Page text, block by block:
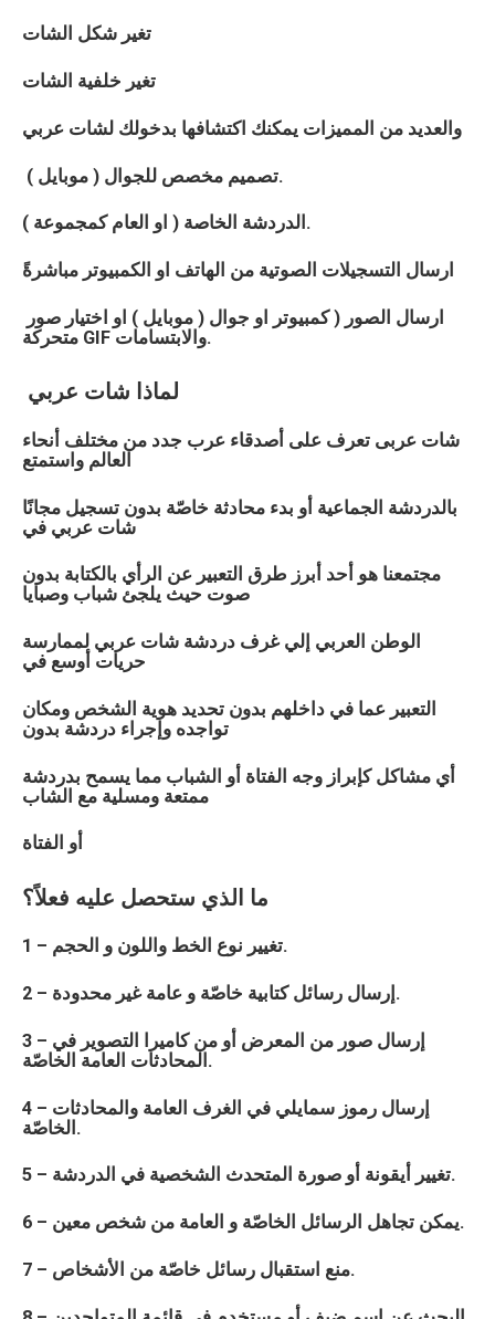
تغير شكل الشات
تغير خلفية الشات
والعديد من المميزات يمكنك اكتشافها بدخولك لشات عربي
تصميم مخصص للجوال ( موبايل ).
الدردشة الخاصة ( او العام كمجموعة ).
ارسال التسجيلات الصوتية من الهاتف او الكمبيوتر مباشرةً
متحركة GIF والابتسامات.
لماذا شات عربي
شات عربى تعرف على أصدقاء عرب جدد من مختلف أنحاء
العالم واستمتع
بالدردشة الجماعية أو بدء محادثة خاصّة بدون تسجيل مجانًا
شات عربي في
مجتمعنا هو أحد أبرز طرق التعبير عن الرأي بالكتابة بدون
صوت حيث يلجئ شباب وصبايا
الوطن العربي إلي غرف دردشة شات عربي لممارسة
حريات أوسع في
التعبير عما في داخلهم بدون تحديد هوية الشخص ومكان
تواجده وإجراء دردشة بدون
أي مشاكل كإبراز وجه الفتاة أو الشباب مما يسمح بدردشة
ممتعة ومسلية مع الشاب
أو الفتاة
ما الذي ستحصل عليه فعلاً؟
1 – تغيير نوع الخط واللون و الحجم.
2 – إرسال رسائل كتابية خاصّة و عامة غير محدودة.
3 – إرسال صور من المعرض أو من كاميرا التصوير في
المحادثات العامة الخاصّة.
4 – إرسال رموز سمايلي في الغرف العامة والمحادثات
الخاصّة.
5 – تغيير أيقونة أو صورة المتحدث الشخصية في الدردشة.
6 – يمكن تجاهل الرسائل الخاصّة و العامة من شخص معين.
7 – منع استقبال رسائل خاصّة من الأشخاص.